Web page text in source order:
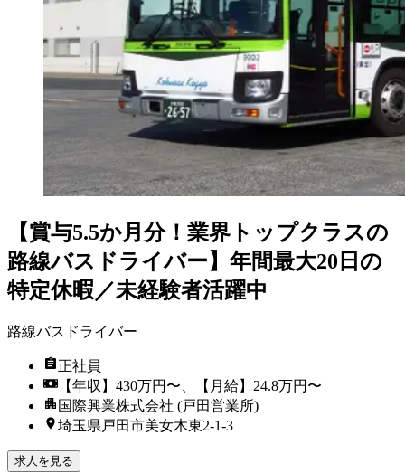
【賞与5.5か月分！業界トップクラスの
路線バスドライバー】年間最大20日の
特定休暇／未経験者活躍中
路線バスドライバー
正社員
【年収】430万円〜、【月給】24.8万円〜
国際興業株式会社 (戸田営業所)
埼玉県戸田市美女木東2-1-3
求人を見る